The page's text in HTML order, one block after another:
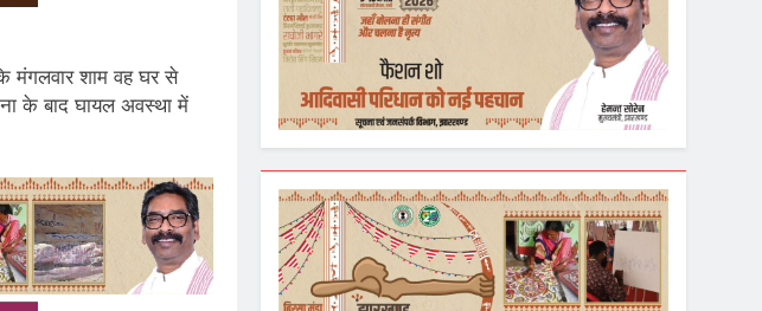
मंगलवार शाम वह घर से
के बाद घायल अवस्था में